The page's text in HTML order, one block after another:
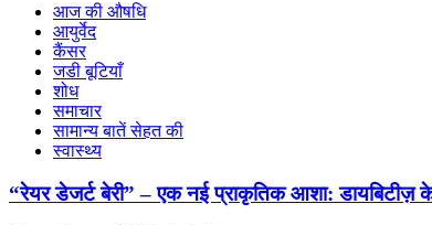
आज की औषधि
आयुर्वेद
कैंसर
जडी बूटियाँ
शोध
समाचार
सामान्य बातें सेहत की
स्वास्थ्य
“रेयर डेजर्ट बेरी” – एक नई प्राकृतिक आशा: डायबिटीज़